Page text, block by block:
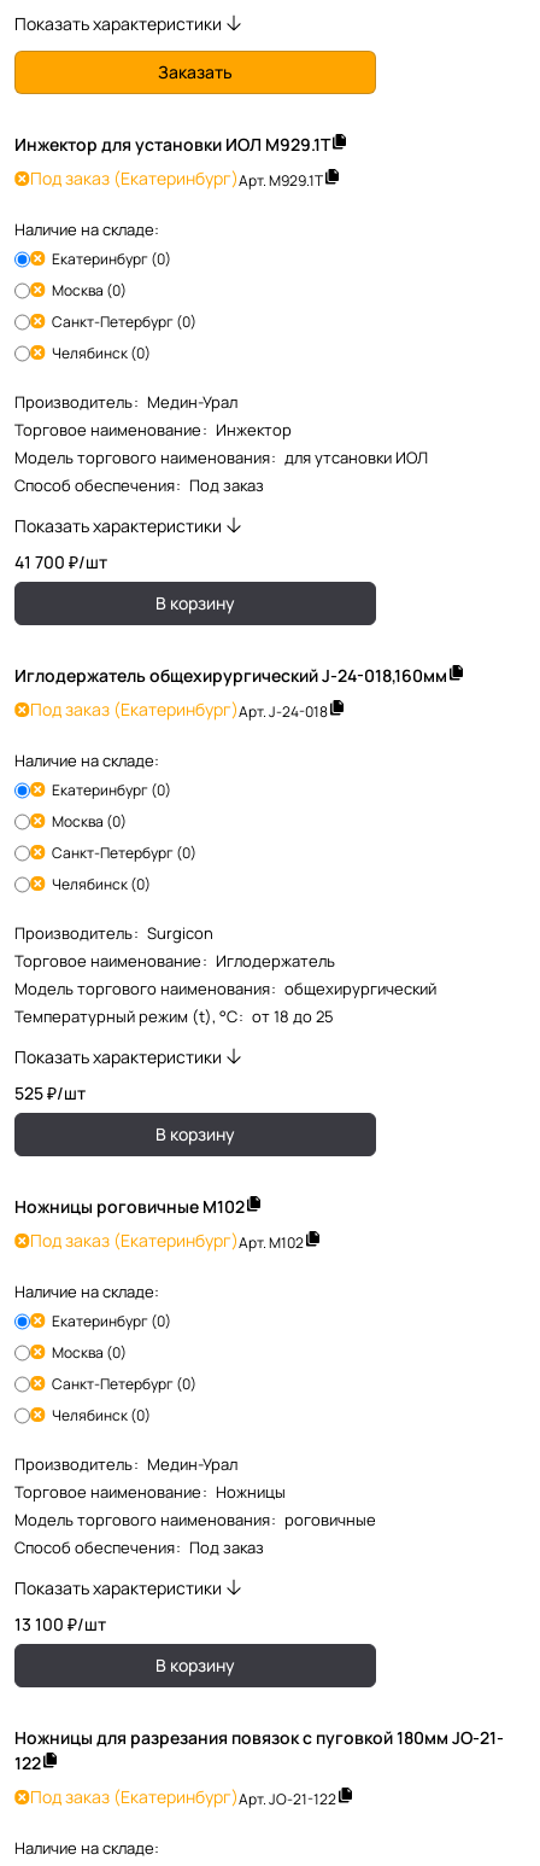
Показать характеристики
Заказать
Инжектор для установки ИОЛ М929.1Т
Под заказ (Екатеринбург)Арт.М929.1Т
Наличие на складе:
Екатеринбург (0)
Москва (0)
Санкт-Петербург (0)
Челябинск (0)
Производитель: Медин-Урал
Торговое наименование: Инжектор
Модель торгового наименования: для утсановки ИОЛ
Способ обеспечения: Под заказ
Показать характеристики
41 700 ₽/шт
В корзину
Иглодержатель общехирургический J-24-018,160мм
Под заказ (Екатеринбург)Арт.J-24-018
Наличие на складе:
Екатеринбург (0)
Москва (0)
Санкт-Петербург (0)
Челябинск (0)
Производитель: Surgicon
Торговое наименование: Иглодержатель
Модель торгового наименования: общехирургический
Температурный режим (t), °С: от 18 до 25
Показать характеристики
525 ₽/шт
В корзину
Ножницы роговичные М102
Под заказ (Екатеринбург)Арт.М102
Наличие на складе:
Екатеринбург (0)
Москва (0)
Санкт-Петербург (0)
Челябинск (0)
Производитель: Медин-Урал
Торговое наименование: Ножницы
Модель торгового наименования: роговичные
Способ обеспечения: Под заказ
Показать характеристики
13 100 ₽/шт
В корзину
Ножницы для разрезания повязок с пуговкой 180мм JO-21-
122
Под заказ (Екатеринбург)Арт.JO-21-122
Наличие на складе: